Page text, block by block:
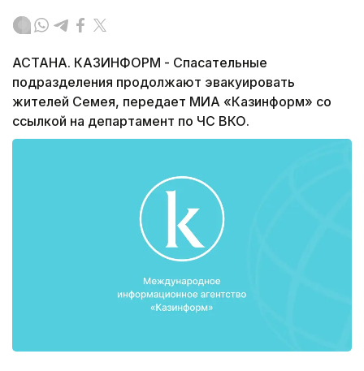
АСТАНА. КАЗИНФОРМ - Спасательные
подразделения продолжают эвакуировать
жителей Семея, передает МИА «Казинформ» со
ссылкой на департамент по ЧС ВКО.